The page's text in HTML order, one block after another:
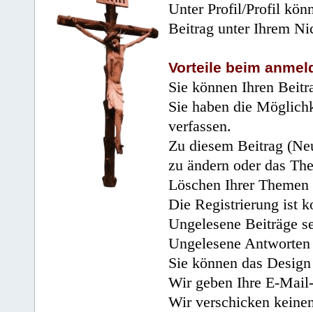
Unter Profil/Profil
Beitrag unter Ihrem
Vorteile beim
Sie können Ihren
Sie haben die
verfassen.
Zu diesem Beitrag
zu ändern oder das
Löschen Ihrer
Die Registrierung ist
Ungelesene Beiträge
Ungelesene
Sie können das
Wir geben Ihre E-
Wir verschicken